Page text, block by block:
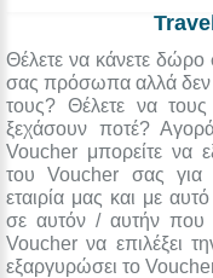
Θέλετε να κάνετε
σας πρόσωπα αλλά δεν
τους? Θέλετε να
ξεχάσουν ποτέ?
Voucher μπορείτε να
του Voucher σας για
εταιρία μας και με
σε αυτόν / αυτήν που
Voucher να επιλέξει
εξαργυρώσει το